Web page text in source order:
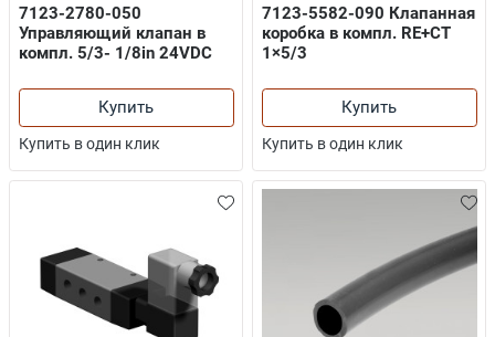
7123-2780-050
Управляющий клапан в
компл. 5/3- 1/8in 24VDC
Купить
Купить в один клик
7123-5582-090 Клапанная
коробка в компл. RE+CT
1×5/3
Купить
Купить в один клик